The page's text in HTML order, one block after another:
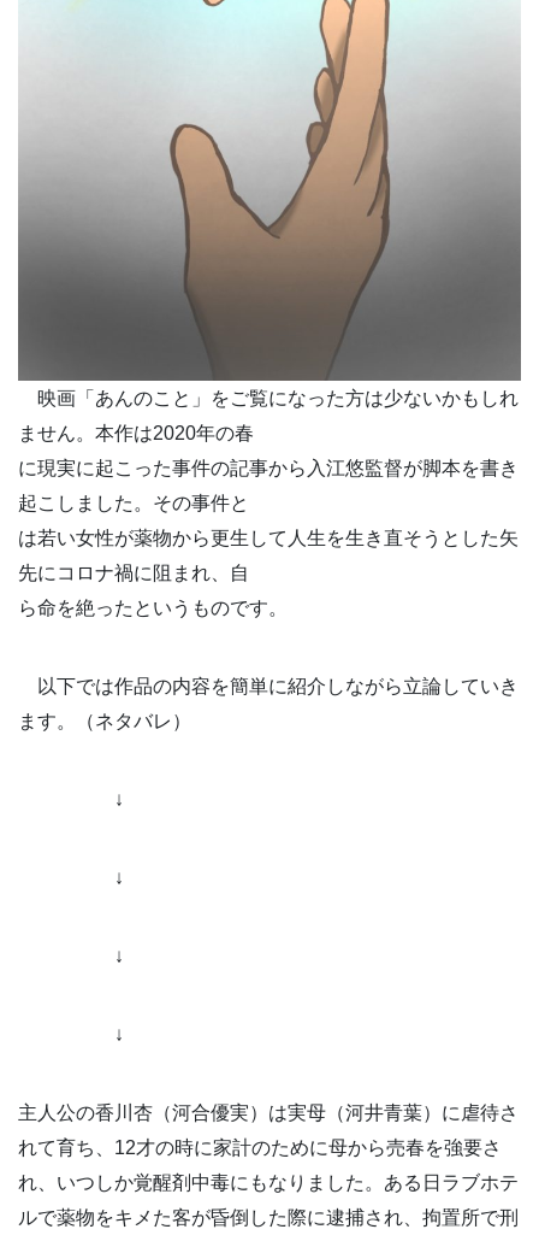
映画「あんのこと」をご覧になった方は少ないかもしれ
ません。本作は2020年の春
に現実に起こった事件の記事から入江悠監督が脚本を書き
起こしました。その事件と
は若い女性が薬物から更生して人生を生き直そうとした矢
先にコロナ禍に阻まれ、自
ら命を絶ったというものです。
以下では作品の内容を簡単に紹介しながら立論していき
ます。（ネタバレ）
↓
↓
↓
↓
主人公の香川杏（河合優実）は実母（河井青葉）に虐待さ
れて育ち、12才の時に家計のために母から売春を強要さ
れ、いつしか覚醒剤中毒にもなりました。ある日ラブホテ
ルで薬物をキメた客が昏倒した際に逮捕され、拘置所で刑